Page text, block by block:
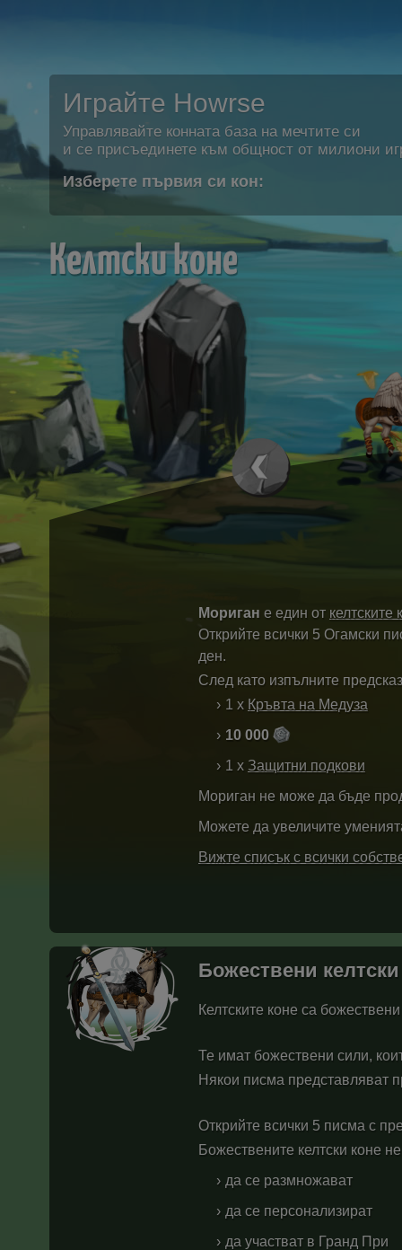
Играйте Howrse
Управлявайте конната база на мечтите си
и се присъединете към общност от милиони
Изберете първия си кон:
Келтски коне
Мориган е един от келтските
Открийте всички 5 Огамски
ден.
След като изпълните
1 x Кръвта на Медуза
10 000
1 x Защитни подкови
Мориган не може да бъде
Можете да увеличите
Вижте списък с всички
Божествени
Келтските коне са
Те имат божествени сили,
Някои писма представляват
Открийте всички 5 писма с
Божествените келтски коне
да се размножават
да се персонализират
да участват в Гранд При